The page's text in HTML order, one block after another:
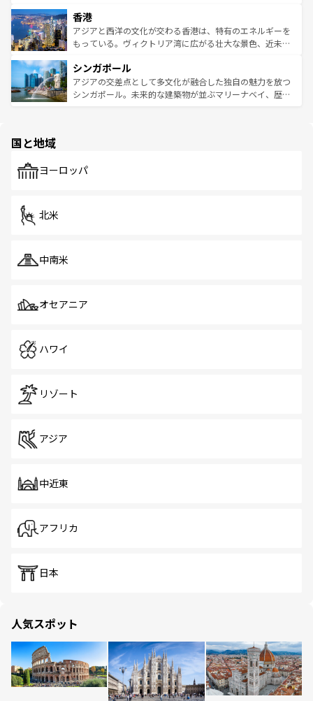
とつ。フォーやバインミー、ベトナムコーヒーなどは、ぜ
ひ現地で味わいたい。どの地域を訪れてもあたたかい人々
が旅行者を迎えてくれるので、きっと忘れられない旅にな
参照してほしい。
の活気が交差している。北部ではチェンマイなどの山岳地
帯で自然と触れ合い、南部ではプーケットやクラビの美し
いビーチでリゾート気分を楽しむことができる。タイ料理
激する。気候は一年中温暖で、どの季節にも異なる楽しみ
が待っている。親しみやすいタイの人々、仏教を中心とし
た文化、そして多様な観光資源が、訪れる旅人を魅了し続
香港
アジアと西洋の文化が交わる香港は、特有のエネルギーを
もっている。ヴィクトリア湾に広がる壮大な景色、近未来
み、どこを訪れても感動するはず。観光スポットが密集し
ており、効率よく見どころを回れるのも魅力。息をのむよ
うな絶景から文化的な体験まで、香港を存分に楽しみ尽く
シンガポール
アジアの交差点として多文化が融合した独自の魅力を放つ
シンガポール。未来的な建築物が並ぶマリーナベイ、歴史
で、ホーカーズは地元の風情を楽しめる外せないスポット
国と地域
ヨーロッパ
北米
中南米
オセアニア
ハワイ
リゾート
アジア
中近東
アフリカ
日本
人気スポット